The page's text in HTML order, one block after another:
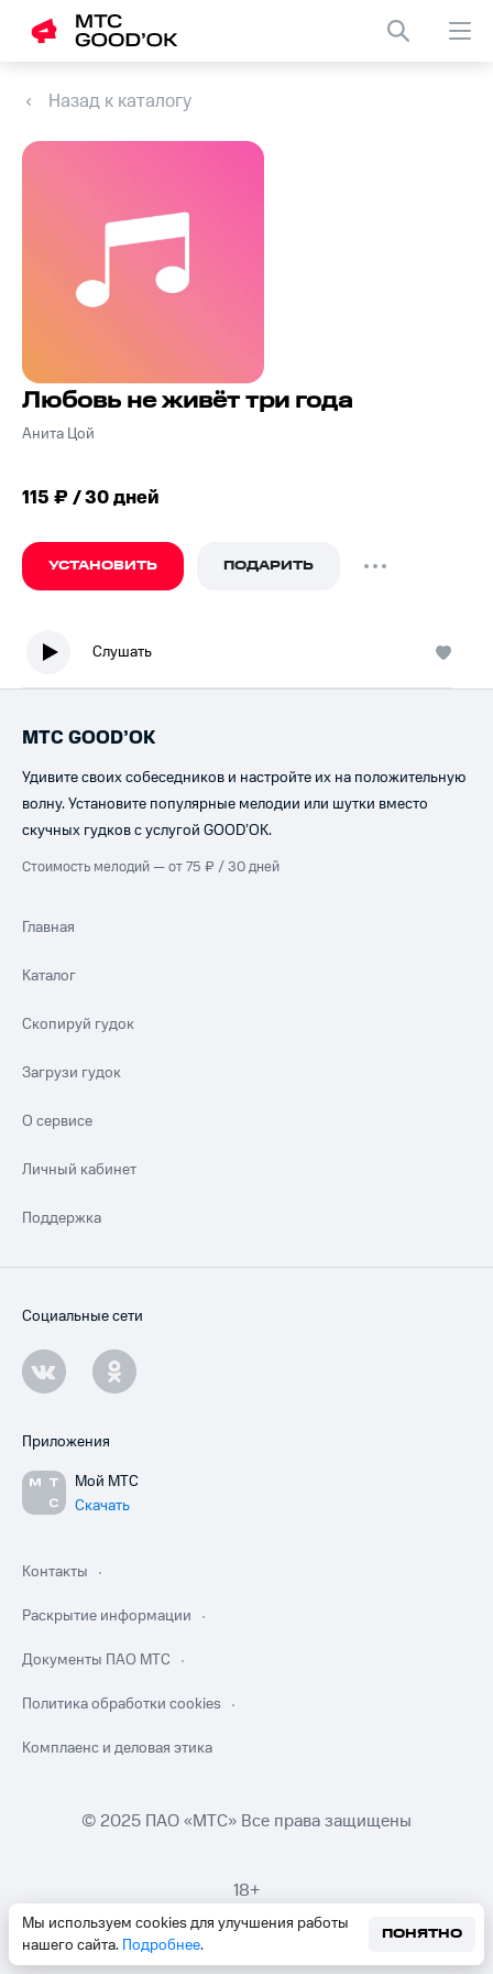
Назад к каталогу
Любовь не живёт три года
Анита Цой
115 ₽ / 30 дней
УСТАНОВИТЬ ПОДАРИТЬ
Слушать
Мы используем cookies для улучшения работы
нашего сайта. Подробнее.
ПОНЯТНО
МТС GOOD’OK
Удивите своих собеседников и настройте их на положительную
волну. Установите популярные мелодии или шутки вместо
скучных гудков с услугой GOOD’OK.
Стоимость мелодий — от 75 ₽ / 30 дней
Главная
Каталог
Скопируй гудок
Загрузи гудок
О сервисе
Личный кабинет
Поддержка
Социальные сети
Приложения
Мой МТС
Скачать
Контакты
Раскрытие информации
Документы ПАО МТС
Политика обработки cookies
Комплаенс и деловая этика
© 2025 ПАО «МТС» Все права защищены
18+